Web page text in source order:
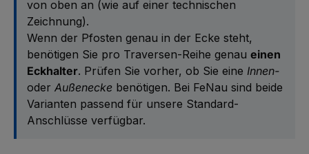
von oben an (wie auf einer technischen
Zeichnung).
Wenn der Pfosten genau in der Ecke steht,
benötigen Sie pro Traversen-Reihe genau einen
Eckhalter. Prüfen Sie vorher, ob Sie eine Innen-
oder Außenecke benötigen. Bei FeNau sind beide
Varianten passend für unsere Standard-
Anschlüsse verfügbar.